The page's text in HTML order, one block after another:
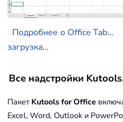
Подробнее о Office Tab...
загрузка...
Все надстройки
Пакет Kutools for Office
Excel, Word, Outlook и